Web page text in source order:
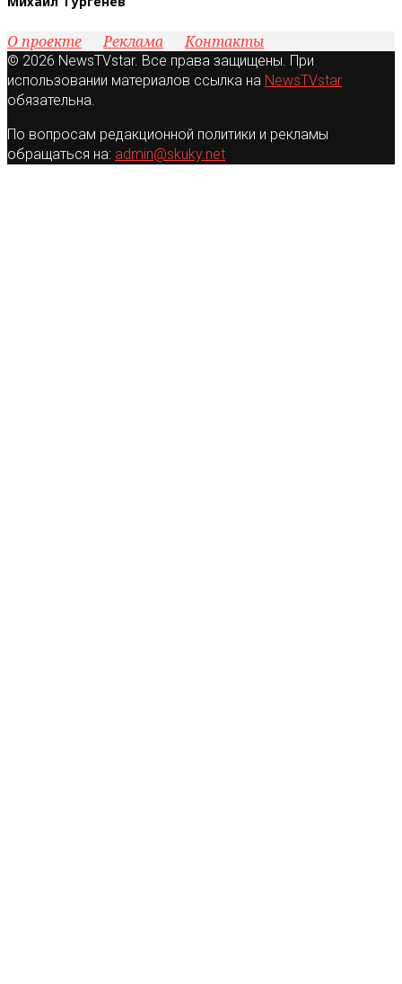
О проекте Реклама Контакты
© 2026 NewsTVstar. Все права защищены. При
использовании материалов ссылка на NewsTVstar
обязательна.
По вопросам редакционной политики и рекламы
обращаться на: admin@skuky.net